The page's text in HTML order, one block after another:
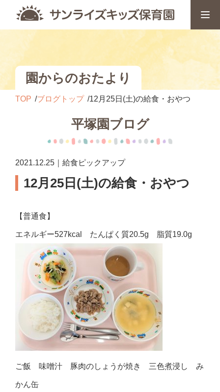
園からのおたより
TOP ブログトップ 12月25日(土)の給食・おやつ
平塚園ブログ
2021.12.25｜給食ピックアップ
12月25日(土)の給食・おやつ
【普通食】
エネルギー527kcal たんぱく質20.5g 脂質19.0g
ご飯 味噌汁 豚肉のしょうが焼き 三色煮浸し み
かん缶